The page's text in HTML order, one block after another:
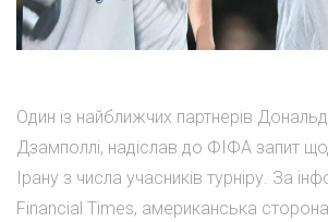
Один із найближчих партнерів
Дзамполлі, надіслав до ФІФА запит
Ірану з числа учасників турніру. За
Financial Times, американська